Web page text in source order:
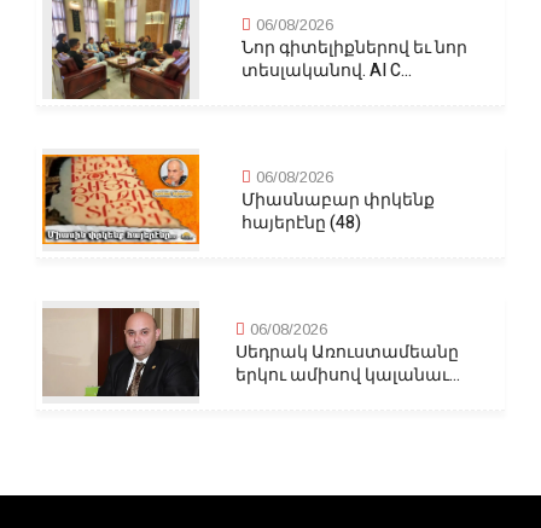
06/08/2026
Նոր գիտելիքներով եւ նոր
տեսլականով. AI C...
06/08/2026
Միասնաբար փրկենք
հայերէնը (48)
06/08/2026
Սեդրակ Առուստամեանը
երկու ամիսով կալանաւ...